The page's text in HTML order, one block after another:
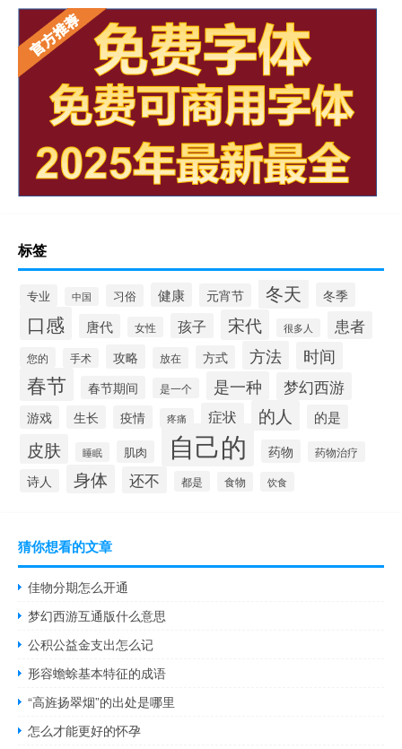
标签
专业 中国 习俗 健康 元宵节 冬天 冬季
口感 唐代 女性 孩子 宋代 很多人 患者
您的 手术 攻略 放在 方式 方法 时间
春节 春节期间 是一个 是一种 梦幻西游
游戏 生长 疫情 疼痛 症状 的人 的是
皮肤 睡眠 肌肉 自己的 药物 药物治疗
诗人 身体 还不 都是 食物 饮食
猜你想看的文章
佳物分期怎么开通
梦幻西游互通版什么意思
公积公益金支出怎么记
形容蟾蜍基本特征的成语
“高旌扬翠烟”的出处是哪里
怎么才能更好的怀孕